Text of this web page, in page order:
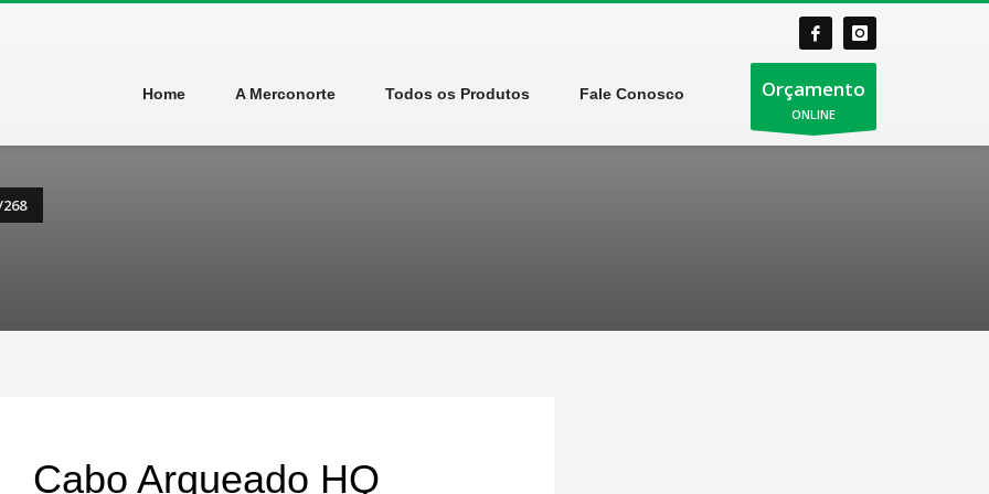
Home A Merconorte Todos os Produtos Fale Conosco Orçamento
ONLINE
Cabo Arqueado HQ